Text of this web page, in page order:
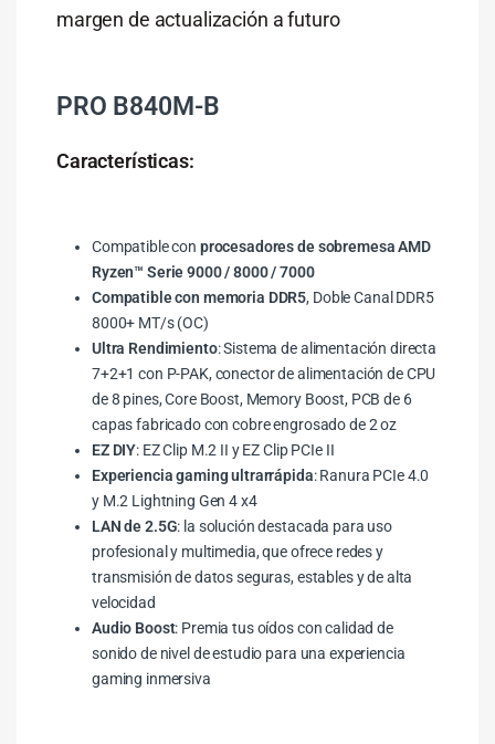
margen de actualización a futuro
PRO B840M-B
Características:
Compatible con procesadores de sobremesa AMD
Ryzen™ Serie 9000 / 8000 / 7000
Compatible con memoria DDR5, Doble Canal DDR5
8000+ MT/s (OC)
Ultra Rendimiento: Sistema de alimentación directa
7+2+1 con P-PAK, conector de alimentación de CPU
de 8 pines, Core Boost, Memory Boost, PCB de 6
capas fabricado con cobre engrosado de 2 oz
EZ DIY: EZ Clip M.2 II y EZ Clip PCIe II
Experiencia gaming ultrarrápida: Ranura PCIe 4.0
y M.2 Lightning Gen 4 x4
LAN de 2.5G: la solución destacada para uso
profesional y multimedia, que ofrece redes y
transmisión de datos seguras, estables y de alta
velocidad
Audio Boost: Premia tus oídos con calidad de
sonido de nivel de estudio para una experiencia
gaming inmersiva